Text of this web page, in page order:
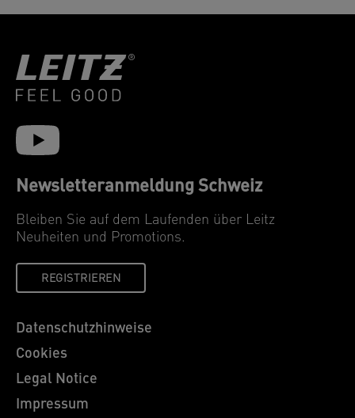
Newsletteranmeldung Schweiz
Bleiben Sie auf dem Laufenden über Leitz
Neuheiten und Promotions.
REGISTRIEREN
Datenschutzhinweise
Cookies
Legal Notice
Impressum